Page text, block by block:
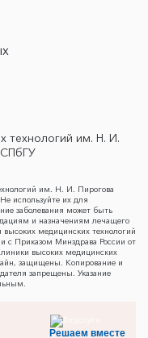
технологий им. Н. И.
им. Н. И. Пирогова
используйте их для
заболевания может быть
и назначениям лечащего
медицинских технологий
с Приказом Минздрава России от
высоких медицинских
защищены. Копирование и
запрещены. Указание
Решаем вместе